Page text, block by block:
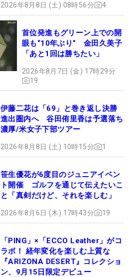
2026年8月8日 (土) 08時56分 4
首位発進もグリーン上での開
眼も“10年ぶり” 金田久美子
「あと1回は勝ちたい」
2026年8月7日 (金) 17時29分
19
伊藤二花は「69」と巻き返し決勝
進出圏内へ 谷田侑里香は予選落ち
濃厚/米女子下部ツアー
2026年8月8日 (土) 10時15分 1
笹生優花が6度目のジュニアイベン
ト開催 ゴルフを通じて伝えたいこ
と「真剣だけど、それを楽しむ」
2026年8月6日 (木) 17時43分 19
「PING」×「ECCO Leather」がコ
ラボ！ 経年変化を楽しむ上質な
『ARIZONA DESERT』コレクショ
ン、9月15日限定デビュー